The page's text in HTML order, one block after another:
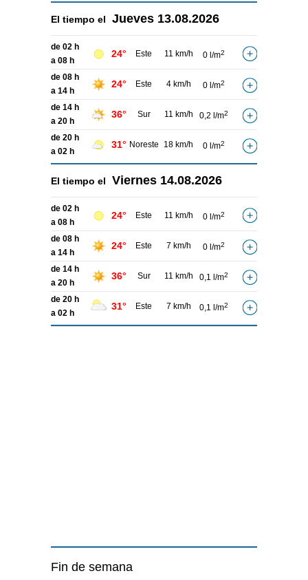
El tiempo el Jueves 13.08.2026
de 02 h
a 08 h
24° Este 11 km/h 0 l/m2
de 08 h
a 14 h
24° Este 4 km/h 0 l/m2
de 14 h
a 20 h
36° Sur 11 km/h 0,2 l/m2
de 20 h
a 02 h
31° Noreste 18 km/h 0 l/m2
El tiempo el Viernes 14.08.2026
de 02 h
a 08 h
24° Este 11 km/h 0 l/m2
de 08 h
a 14 h
24° Este 7 km/h 0 l/m2
de 14 h
a 20 h
36° Sur 11 km/h 0,1 l/m2
de 20 h
a 02 h
31° Este 7 km/h 0,1 l/m2
Fin de semana